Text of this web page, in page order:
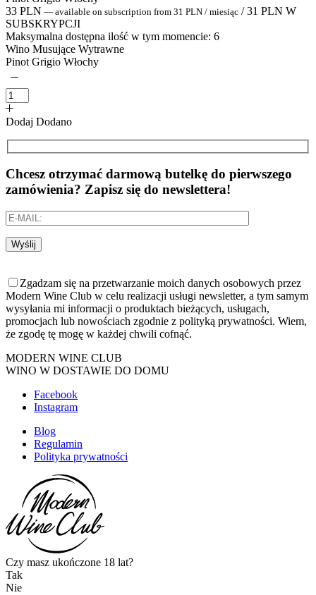
33 PLN — available on subscription from 31 PLN / miesiąc / 31 PLN W
SUBSKRYPCJI
Maksymalna dostępna ilość w tym momencie: 6
Wino Musujące Wytrawne
Pinot Grigio Włochy
Dodaj Dodano
Chcesz otrzymać darmową butelkę do pierwszego
zamówienia? Zapisz się do newslettera!
Wyślij
Zgadzam się na przetwarzanie moich danych osobowych przez
Modern Wine Club w celu realizacji usługi newsletter, a tym samym
wysyłania mi informacji o produktach bieżących, usługach,
promocjach lub nowościach zgodnie z polityką prywatności. Wiem,
że zgodę tę mogę w każdej chwili cofnąć.
MODERN WINE CLUB
WINO W DOSTAWIE DO DOMU
Facebook
Instagram
Blog
Regulamin
Polityka prywatności
Czy masz ukończone 18 lat?
Tak
Nie